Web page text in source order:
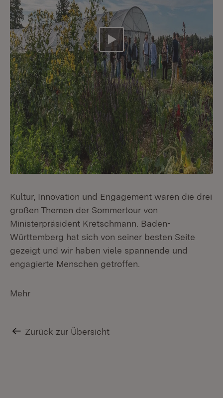
Video abspielen
Kultur, Innovation und Engagement waren die drei
großen Themen der Sommertour von
Ministerpräsident Kretschmann. Baden-
Württemberg hat sich von seiner besten Seite
gezeigt und wir haben viele spannende und
engagierte Menschen getroffen.
Mehr
Zurück zur Übersicht